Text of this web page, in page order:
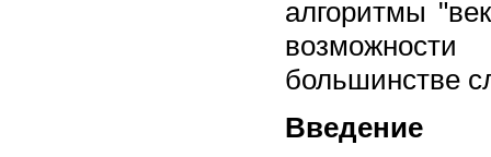
алгоритмы
большинстве
Введение